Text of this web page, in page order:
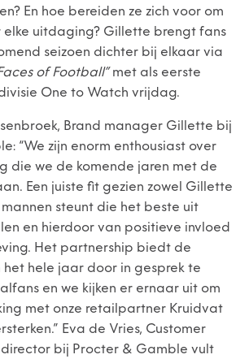
En hoe bereiden ze zich voor om
elke uitdaging? Gillette brengt fans
seizoen dichter bij elkaar via
of Football”met als eerste
One to Watch vrijdag.
Brand manager Gillette bij
“We zijn enorm enthousiast over
die we de komende jaren met de
Een juiste fit gezien zowel Gillette
steunt die het beste uit
en hierdoor van positieve invloed
Het partnership biedt de
hele jaar door in gesprek te
en we kijken er ernaar uit om
met onze retailpartner Kruidvat
Eva de Vries, Customer
bij Procter & Gamble vult